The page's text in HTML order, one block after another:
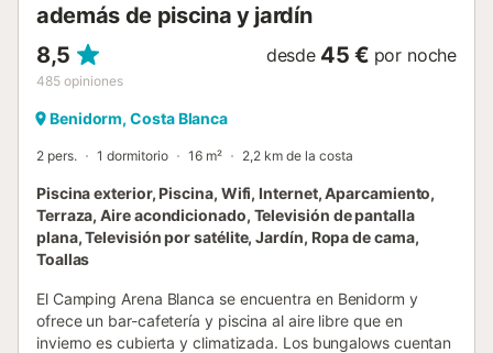
además de piscina y jardín
8,5
485 opiniones
desde 45 € por noche
Benidorm, Costa Blanca
2 pers. 1 dormitorio 16 m² 2,2 km de la costa
Piscina exterior, Piscina, Wifi, Internet, Aparcamiento,
Terraza, Aire acondicionado, Televisión de pantalla
plana, Televisión por satélite, Jardín, Ropa de cama,
Toallas
El Camping Arena Blanca se encuentra en Benidorm y
ofrece un bar-cafetería y piscina al aire libre que en
invierno es cubierta y climatizada. Los bungalows cuentan